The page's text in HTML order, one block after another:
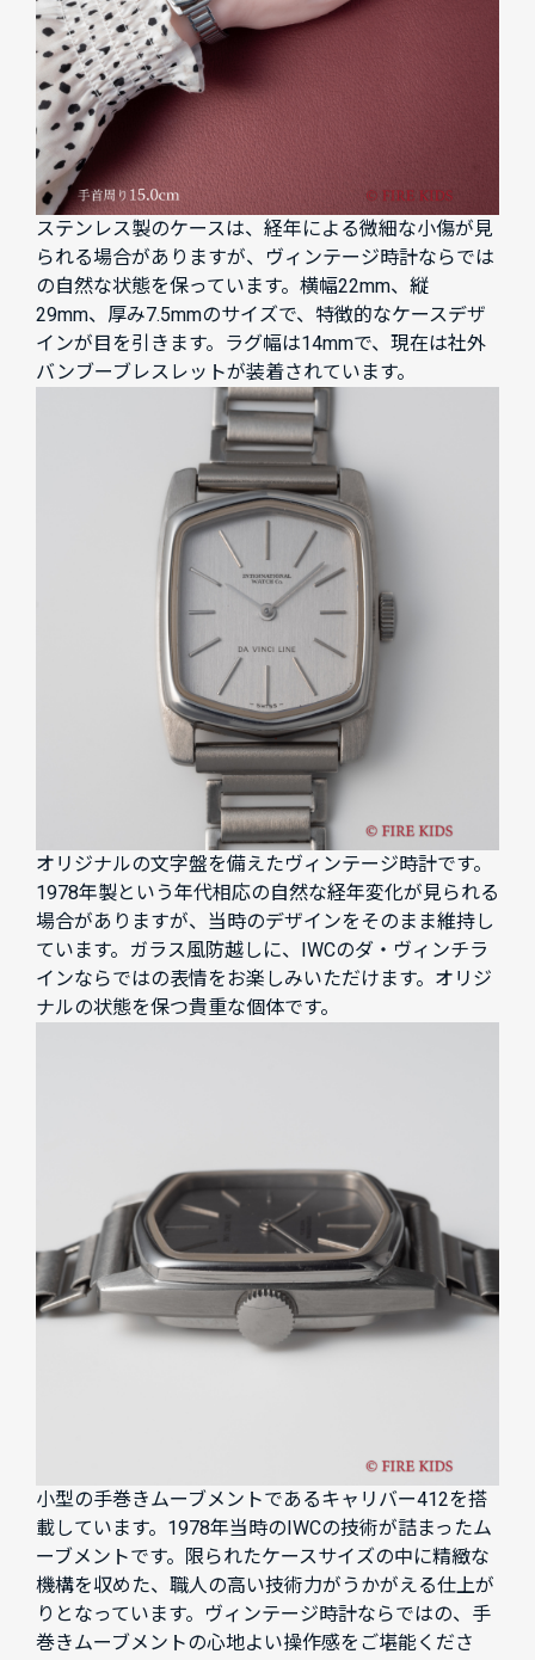
ステンレス製のケースは、経年による微細な小傷が見
られる場合がありますが、ヴィンテージ時計ならでは
の自然な状態を保っています。横幅22mm、縦
29mm、厚み7.5mmのサイズで、特徴的なケースデザ
インが目を引きます。ラグ幅は14mmで、現在は社外
バンブーブレスレットが装着されています。
オリジナルの文字盤を備えたヴィンテージ時計です。
1978年製という年代相応の自然な経年変化が見られる
場合がありますが、当時のデザインをそのまま維持し
ています。ガラス風防越しに、IWCのダ・ヴィンチラ
インならではの表情をお楽しみいただけます。オリジ
ナルの状態を保つ貴重な個体です。
小型の手巻きムーブメントであるキャリバー412を搭
載しています。1978年当時のIWCの技術が詰まったム
ーブメントです。限られたケースサイズの中に精緻な
機構を収めた、職人の高い技術力がうかがえる仕上が
りとなっています。ヴィンテージ時計ならではの、手
巻きムーブメントの心地よい操作感をご堪能くださ